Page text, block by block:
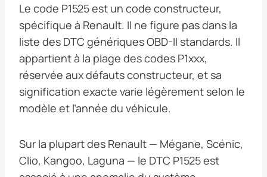
Le code P1525 est un code constructeur,
spécifique à Renault. Il ne figure pas dans la
liste des DTC génériques OBD-II standards. Il
appartient à la plage des codes P1xxx,
réservée aux défauts constructeur, et sa
signification exacte varie légèrement selon le
modèle et l’année du véhicule.
Sur la plupart des Renault — Mégane, Scénic,
Clio, Kangoo, Laguna — le DTC P1525 est